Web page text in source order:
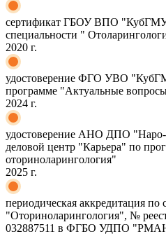
сертификат ГБОУ ВПО
специальности "
2020 г.
удостоверение ФГО УВО
программе "Актуальные
2024 г.
удостоверение АНО ДПО
деловой центр "Карьера" по
оториноларингология"
2025 г.
периодическая аккредитация по
"Оториноларингология", №
032887511 в ФГБО УДПО